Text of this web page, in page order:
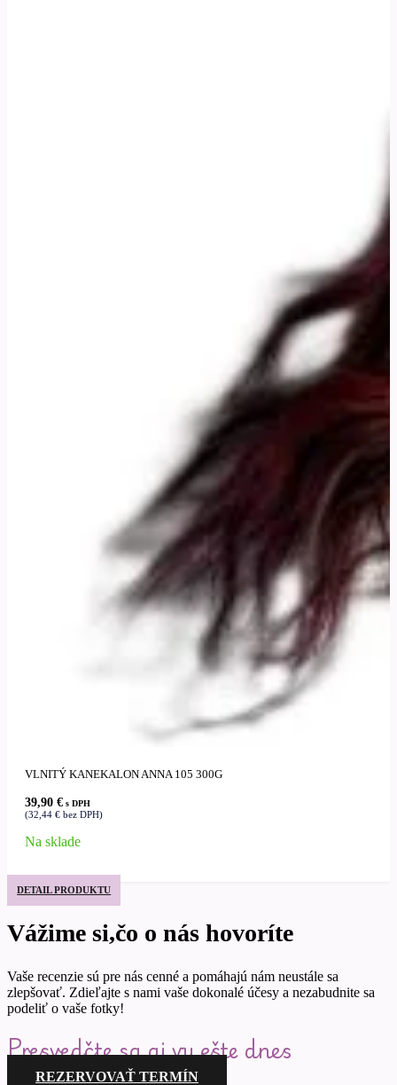
VLNITÝ KANEKALON ANNA 105 300G
39,90 € s DPH
(32,44 € bez DPH)
Na sklade
DETAIL PRODUKTU
Vážime si,čo o nás hovoríte
Vaše recenzie sú pre nás cenné a pomáhajú nám neustále sa
zlepšovať. Zdieľajte s nami vaše dokonalé účesy a nezabudnite sa
podeliť o vaše fotky!
Presvedčte sa aj vy ešte dnes
REZERVOVAŤ TERMÍN